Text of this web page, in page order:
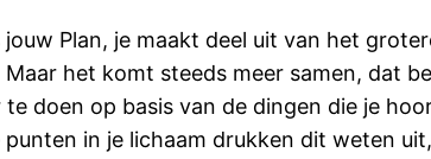
Plan, je maakt deel uit van het
het komt steeds meer samen, dat
doen op basis van de dingen die je
in je lichaam drukken dit weten